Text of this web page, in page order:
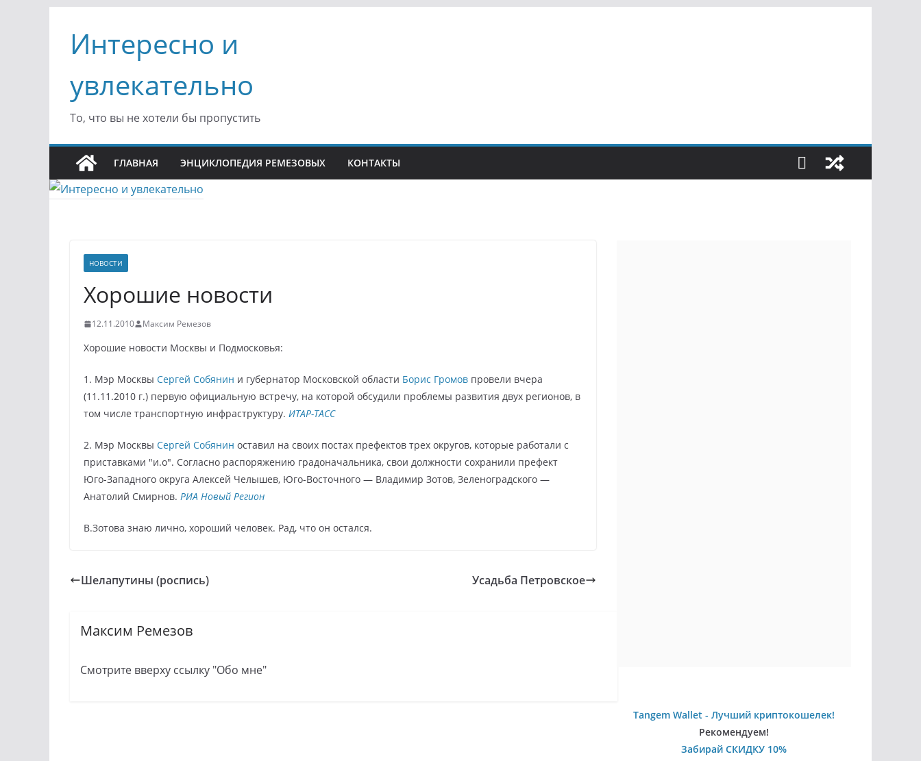
содержимому
Интересно и
увлекательно
То, что вы не хотели бы пропустить
ГЛАВНАЯ ЭНЦИКЛОПЕДИЯ РЕМЕЗОВЫХ КОНТАКТЫ
НОВОСТИ
Хорошие новости
12.11.2010 Максим Ремезов
Хорошие новости Москвы и Подмосковья:
1. Мэр Москвы Сергей Собянин и губернатор Московской области Борис Громов провели вчера
(11.11.2010 г.) первую официальную встречу, на которой обсудили проблемы развития двух регионов, в
том числе транспортную инфраструктуру. ИТАР-ТАСС
2. Мэр Москвы Сергей Собянин оставил на своих постах префектов трех округов, которые работали с
приставками "и.о". Согласно распоряжению градоначальника, свои должности сохранили префект
Юго-Западного округа Алексей Челышев, Юго-Восточного — Владимир Зотов, Зеленоградского —
Анатолий Смирнов. РИА Новый Регион
В.Зотова знаю лично, хороший человек. Рад, что он остался.
Шелапутины (роспись) Усадьба Петровское
Максим Ремезов
Смотрите вверху ссылку "Обо мне"
Tangem Wallet - Лучший криптокошелек!
Рекомендуем!
Забирай СКИДКУ 10%